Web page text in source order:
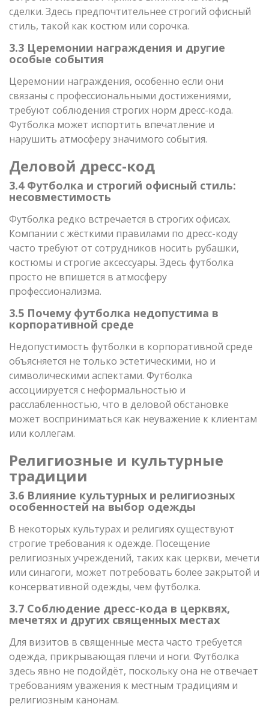
сделки. Здесь предпочтительнее строгий офисный
стиль, такой как костюм или сорочка.
3.3 Церемонии награждения и другие
особые события
Церемонии награждения, особенно если они
связаны с профессиональными достижениями,
требуют соблюдения строгих норм дресс-кода.
Футболка может испортить впечатление и
нарушить атмосферу значимого события.
Деловой дресс-код
3.4 Футболка и строгий офисный стиль:
несовместимость
Футболка редко встречается в строгих офисах.
Компании с жёсткими правилами по дресс-коду
часто требуют от сотрудников носить рубашки,
костюмы и строгие аксессуары. Здесь футболка
просто не впишется в атмосферу
профессионализма.
3.5 Почему футболка недопустима в
корпоративной среде
Недопустимость футболки в корпоративной среде
объясняется не только эстетическими, но и
символическими аспектами. Футболка
ассоциируется с неформальностью и
расслабленностью, что в деловой обстановке
может восприниматься как неуважение к клиентам
или коллегам.
Религиозные и культурные
традиции
3.6 Влияние культурных и религиозных
особенностей на выбор одежды
В некоторых культурах и религиях существуют
строгие требования к одежде. Посещение
религиозных учреждений, таких как церкви, мечети
или синагоги, может потребовать более закрытой и
консервативной одежды, чем футболка.
3.7 Соблюдение дресс-кода в церквях,
мечетях и других священных местах
Для визитов в священные места часто требуется
одежда, прикрывающая плечи и ноги. Футболка
здесь явно не подойдёт, поскольку она не отвечает
требованиям уважения к местным традициям и
религиозным канонам.